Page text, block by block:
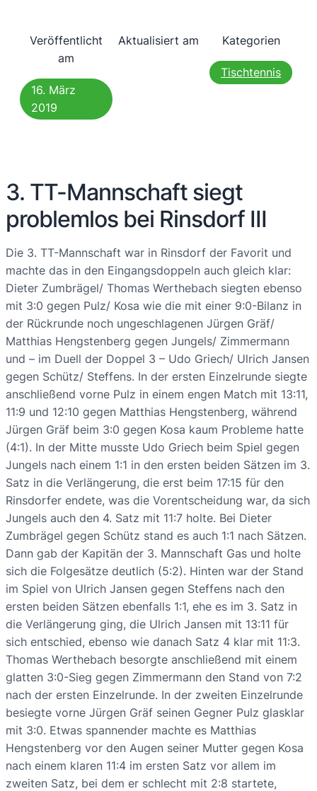
Veröffentlicht
am
16. März
2019
Aktualisiert am Kategorien
Tischtennis
3. TT-Mannschaft siegt
problemlos bei Rinsdorf III
Die 3. TT-Mannschaft war in Rinsdorf der Favorit und
machte das in den Eingangsdoppeln auch gleich klar:
Dieter Zumbrägel/ Thomas Werthebach siegten ebenso
mit 3:0 gegen Pulz/ Kosa wie die mit einer 9:0-Bilanz in
der Rückrunde noch ungeschlagenen Jürgen Gräf/
Matthias Hengstenberg gegen Jungels/ Zimmermann
und – im Duell der Doppel 3 – Udo Griech/ Ulrich Jansen
gegen Schütz/ Steffens. In der ersten Einzelrunde siegte
anschließend vorne Pulz in einem engen Match mit 13:11,
11:9 und 12:10 gegen Matthias Hengstenberg, während
Jürgen Gräf beim 3:0 gegen Kosa kaum Probleme hatte
(4:1). In der Mitte musste Udo Griech beim Spiel gegen
Jungels nach einem 1:1 in den ersten beiden Sätzen im 3.
Satz in die Verlängerung, die erst beim 17:15 für den
Rinsdorfer endete, was die Vorentscheidung war, da sich
Jungels auch den 4. Satz mit 11:7 holte. Bei Dieter
Zumbrägel gegen Schütz stand es auch 1:1 nach Sätzen.
Dann gab der Kapitän der 3. Mannschaft Gas und holte
sich die Folgesätze deutlich (5:2). Hinten war der Stand
im Spiel von Ulrich Jansen gegen Steffens nach den
ersten beiden Sätzen ebenfalls 1:1, ehe es im 3. Satz in
die Verlängerung ging, die Ulrich Jansen mit 13:11 für
sich entschied, ebenso wie danach Satz 4 klar mit 11:3.
Thomas Werthebach besorgte anschließend mit einem
glatten 3:0-Sieg gegen Zimmermann den Stand von 7:2
nach der ersten Einzelrunde. In der zweiten Einzelrunde
besiegte vorne Jürgen Gräf seinen Gegner Pulz glasklar
mit 3:0. Etwas spannender machte es Matthias
Hengstenberg vor den Augen seiner Mutter gegen Kosa
nach einem klaren 11:4 im ersten Satz vor allem im
zweiten Satz, bei dem er schlecht mit 2:8 startete,